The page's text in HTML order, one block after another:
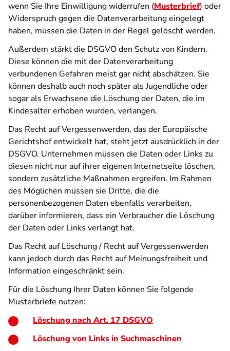
wenn Sie Ihre Einwilligung widerrufen (Musterbrief) oder
Widerspruch gegen die Datenverarbeitung eingelegt
haben, müssen die Daten in der Regel gelöscht werden.
Außerdem stärkt die DSGVO den Schutz von Kindern.
Diese können die mit der Datenverarbeitung
verbundenen Gefahren meist gar nicht abschätzen. Sie
können deshalb auch noch später als Jugendliche oder
sogar als Erwachsene die Löschung der Daten, die im
Kindesalter erhoben wurden, verlangen.
Das Recht auf Vergessenwerden, das der Europäische
Gerichtshof entwickelt hat, steht jetzt ausdrücklich in der
DSGVO. Unternehmen müssen die Daten oder Links zu
diesen nicht nur auf ihrer eigenen Internetseite löschen,
sondern zusätzliche Maßnahmen ergreifen. Im Rahmen
des Möglichen müssen sie Dritte, die die
personenbezogenen Daten ebenfalls verarbeiten,
darüber informieren, dass ein Verbraucher die Löschung
der Daten oder Links verlangt hat.
Das Recht auf Löschung / Recht auf Vergessenwerden
kann jedoch durch das Recht auf Meinungsfreiheit und
Information eingeschränkt sein.
Für die Löschung Ihrer Daten können Sie folgende
Musterbriefe nutzen:
Löschung nach Art. 17 DSGVO
Löschung von Links in Suchmaschinen